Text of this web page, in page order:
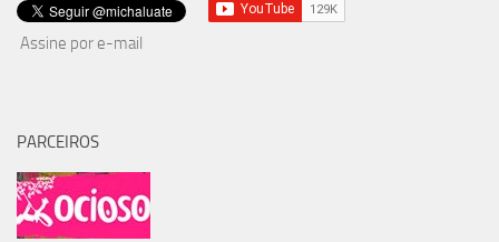
Assine por e-mail
PARCEIROS